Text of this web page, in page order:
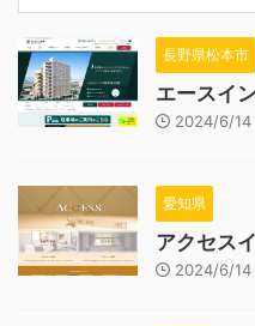
長野県松本市
エースイ
2024/6/14
愛知県
アクセス
2024/6/14